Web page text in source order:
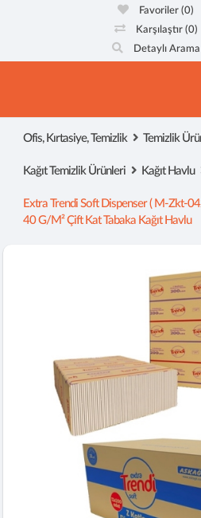
Favoriler(0)
Karşılaştır (0)
Detaylı Arama
Ofis, Kırtasiye, Temizlik Temizlik
Kağıt Temizlik Ürünleri Kağıt Havlu
Extra Trendi Soft Dispenser ( M-Zkt-
40 G/m² Çift Kat Tabaka Kağıt Havlu